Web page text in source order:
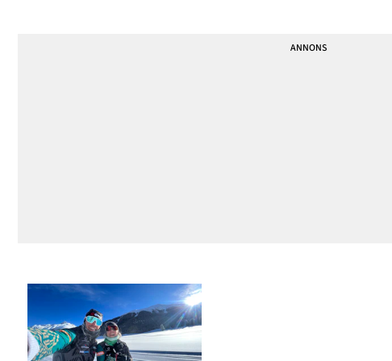
timme direkt efter, men